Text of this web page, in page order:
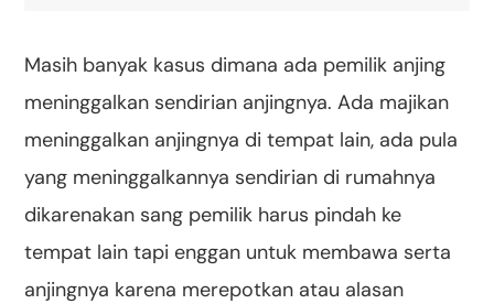
Masih banyak kasus dimana ada pemilik anjing
meninggalkan sendirian anjingnya. Ada majikan
meninggalkan anjingnya di tempat lain, ada pula
yang meninggalkannya sendirian di rumahnya
dikarenakan sang pemilik harus pindah ke
tempat lain tapi enggan untuk membawa serta
anjingnya karena merepotkan atau alasan